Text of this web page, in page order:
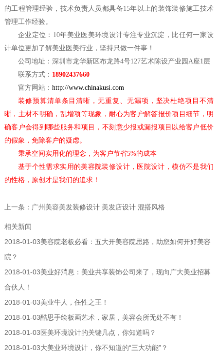
的工程管理经验，技术负责人员都具备15年以上的装饰装修施工技术
管理工作经验。
企业定位： 10年美业医美环境设计专注专业沉淀，比任何一家设
计单位更加了解美业医美行业，坚持只做一件事！
公司地址：深圳市龙华新区布龙路4号127艺术陈设产业园A座1层
联系方式： 18902437660
官方网站： http://www.chinakusi.com
装修预算清单条目清晰，无重复、无漏项，坚决杜绝项目不清
晰，主材不明确，乱增项等现象，耐心为客户解答报价项目细节，明
确客户会得到哪些服务和项目，不刻意少报或漏报项目以给客户低价
的假象，免除客户的疑虑。
秉承空间实用化的理念，为客户节省5%的成本
基于个性需求实用的美容院装修设计，医院设计，模仿不是我们
的性格，原创才是我们的追求！
上一条： 广州美容美发装修设计 美发店设计 混搭风格
相关新闻
2018-01-03美容院老板必看：五大开美容院思路，助您如何开好美容
院？
2018-01-03美业好消息：美业共享装饰公司来了，现向广大美业招募
合伙人！
2018-01-03美业牛人，任性之王！
2018-01-03酷思手绘板画艺术，家居，美容会所无处不有！
2018-01-03医美环境设计的关键几点，你知道吗？
2018-01-03大美业环境设计，你不知道的“三大功能”？